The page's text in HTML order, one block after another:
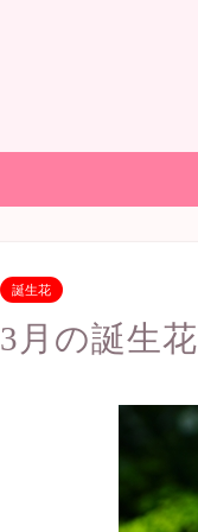
誕生花
3月の誕生花